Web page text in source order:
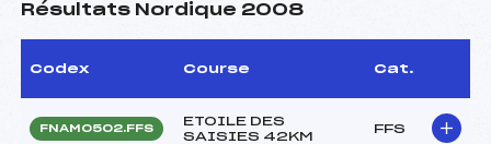
Résultats Nordique 2008
Codex Course Cat.
FNAM0502.FFS
ETOILE DES
SAISIES 42KM
FFS